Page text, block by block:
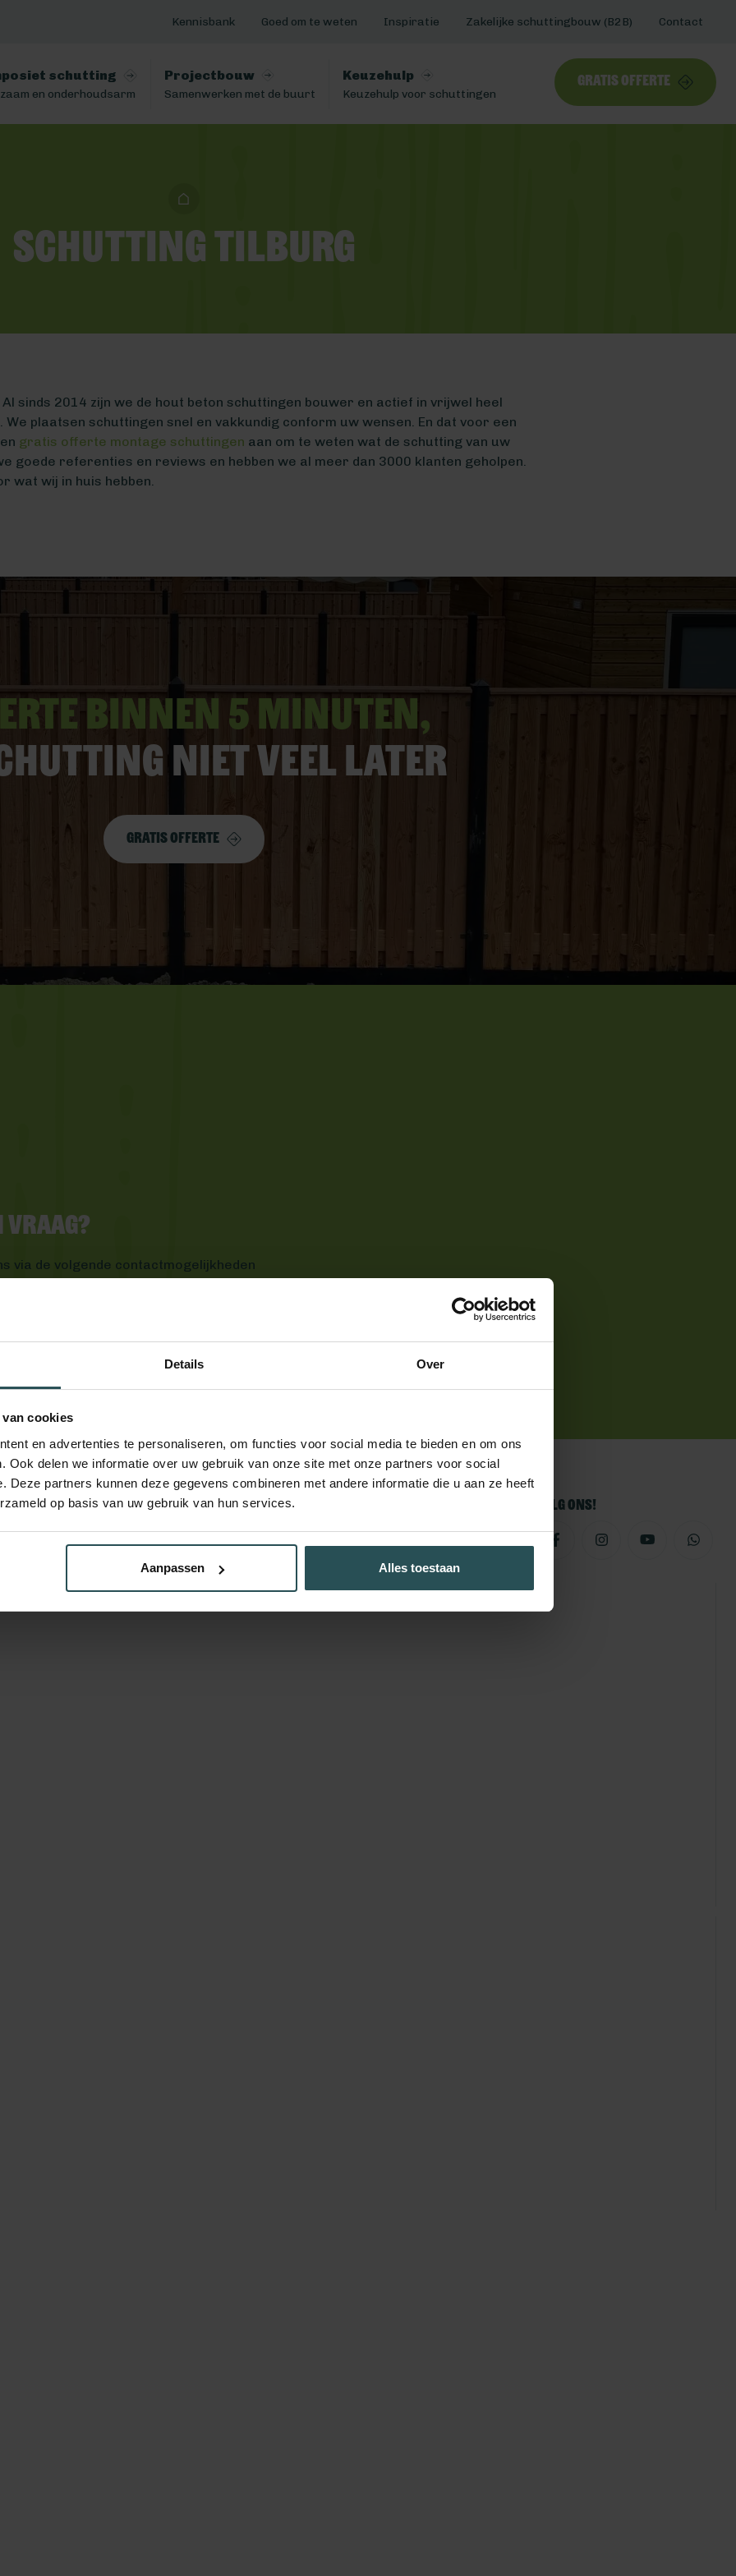
Details Over
cookies
en advertenties te personaliseren, om functies voor social media te bieden en om ons
Ook delen we informatie over uw gebruik van onze site met onze partners voor social
Deze partners kunnen deze gegevens combineren met andere informatie die u aan ze heeft
op basis van uw gebruik van hun services.
Aanpassen Alles toestaan
Kennisbank Goed om te weten Inspiratie Zakelijke schuttingbouw (B2B) Contact
schutting
en onderhoudsarm
Projectbouw
Samenwerken met de buurt
Keuzehulp
Keuzehulp voor schuttingen
Gratis offerte
Schutting Tilburg
sinds 2014 zijn we de hout beton schuttingen bouwer en actief in vrijwel heel
We plaatsen schuttingen snel en vakkundig conform uw wensen. En dat voor een
gratis offerte montage schuttingen aan om te weten wat de schutting van uw
goede referenties en reviews en hebben we al meer dan 3000 klanten geholpen.
wat wij in huis hebben.
binnen 5 minuten,
niet veel later
Gratis offerte
vraag?
via de volgende contactmogelijkheden
Volg ons!